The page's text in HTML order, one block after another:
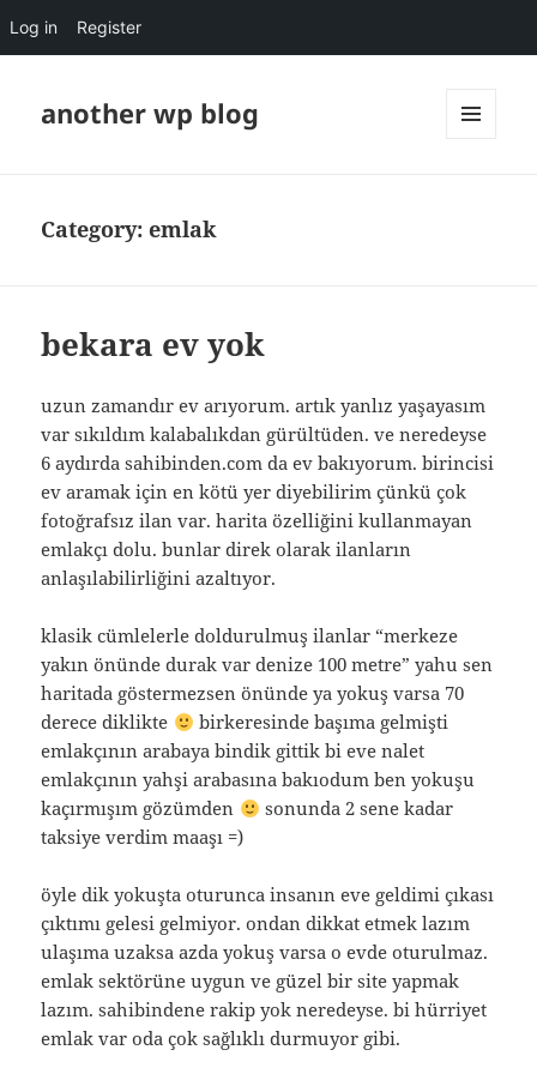
Log in Register
another wp blog
Category:emlak
bekara ev yok
uzun zamandır ev arıyorum. artık yanlız yaşayasım
var sıkıldım kalabalıkdan gürültüden. ve neredeyse
6 aydırda sahibinden.com da ev bakıyorum. birincisi
ev aramak için en kötü yer diyebilirim çünkü çok
fotoğrafsız ilan var. harita özelliğini kullanmayan
emlakçı dolu. bunlar direk olarak ilanların
anlaşılabilirliğini azaltıyor.
klasik cümlelerle doldurulmuş ilanlar “merkeze
yakın önünde durak var denize 100 metre” yahu sen
haritada göstermezsen önünde ya yokuş varsa 70
derece diklikte
birkeresinde başıma gelmişti
emlakçının arabaya bindik gittik bi eve nalet
emlakçının yahşi arabasına bakıodum ben yokuşu
kaçırmışım gözümden
sonunda 2 sene kadar
taksiye verdim maaşı =)
öyle dik yokuşta oturunca insanın eve geldimi çıkası
çıktımı gelesi gelmiyor. ondan dikkat etmek lazım
ulaşıma uzaksa azda yokuş varsa o evde oturulmaz.
emlak sektörüne uygun ve güzel bir site yapmak
lazım. sahibindene rakip yok neredeyse. bi hürriyet
emlak var oda çok sağlıklı durmuyor gibi.